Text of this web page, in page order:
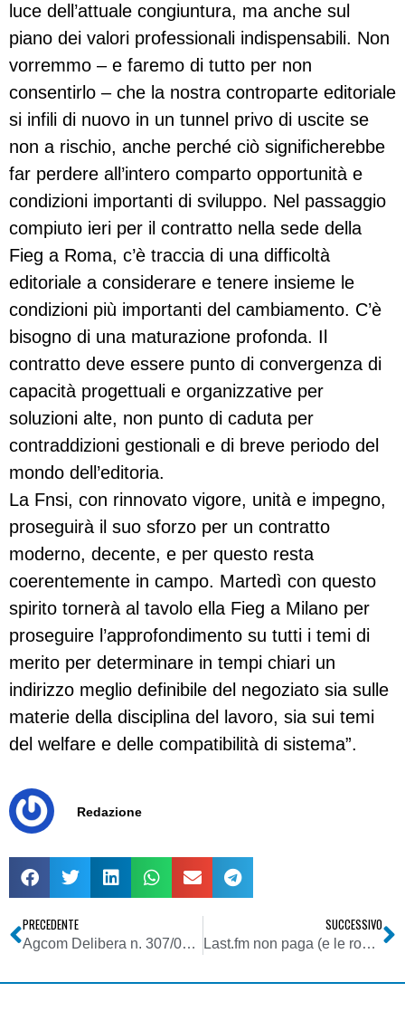
luce dell’attuale congiuntura, ma anche sul
piano dei valori professionali indispensabili. Non
vorremmo – e faremo di tutto per non
consentirlo – che la nostra controparte editoriale
si infili di nuovo in un tunnel privo di uscite se
non a rischio, anche perché ciò significherebbe
far perdere all’intero comparto opportunità e
condizioni importanti di sviluppo. Nel passaggio
compiuto ieri per il contratto nella sede della
Fieg a Roma, c’è traccia di una difficoltà
editoriale a considerare e tenere insieme le
condizioni più importanti del cambiamento. C’è
bisogno di una maturazione profonda. Il
contratto deve essere punto di convergenza di
capacità progettuali e organizzative per
soluzioni alte, non punto di caduta per
contraddizioni gestionali e di breve periodo del
mondo dell’editoria.
La Fnsi, con rinnovato vigore, unità e impegno,
proseguirà il suo sforzo per un contratto
moderno, decente, e per questo resta
coerentemente in campo. Martedì con questo
spirito tornerà al tavolo ella Fieg a Milano per
proseguire l’approfondimento su tutti i temi di
merito per determinare in tempi chiari un
indirizzo meglio definibile del negoziato sia sulle
materie della disciplina del lavoro, sia sui temi
del welfare e delle compatibilità di sistema”.
Redazione
PRECEDENTE
Agcom Delibera n. 307/08/CONS del 5 giugno 2008
SUCCESSIVO
Last.fm non paga (e le royalty sono sue)